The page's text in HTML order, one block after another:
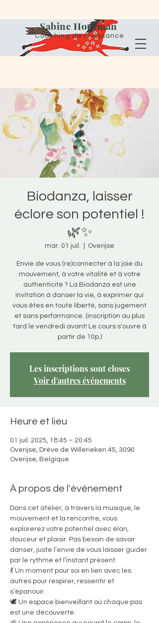
Sabine Houtman
Coaching de croissance
Biodanza, laisser
éclore son potentiel !
🌿✨
mar. 01 juil. Overijse
Envie de vous (re)connecter à la joie du
mouvement, à votre vitalité et à votre
authenticité ? La Biodanza est une
invitation à danser la vie, à exprimer qui
vous êtes en toute liberté, sans jugement
et sans performance. (inscription au plus
tard le vendredi avant! Le cours s'ouvre à
partir de 10p.)
Les inscriptions sont closes
Voir d'autres événements
Heure et lieu
01 juil. 2025, 18:45 – 20:45
Overijse, Drève de Willerieken 45, 3090
Overijse, Belgique
À propos de l'événement
Dans cet atelier, à travers la musique, le
mouvement et la rencontre, vous
explorerez votre potentiel avec élan,
douceur et plaisir. Pas besoin de savoir
danser, juste l’envie de vous laisser guider
par le rythme et l’instant présent.
💃 Un moment pour soi en lien avec les
autres pour respirer, ressentir et
s’épanouir.
🕊 Un espace bienveillant où chaque pas
est une découverte.